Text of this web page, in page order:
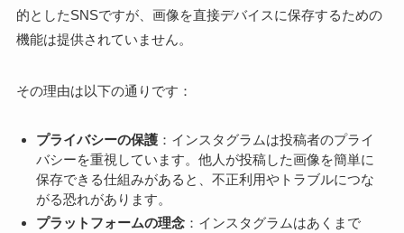
的としたSNSですが、画像を直接デバイスに保存するための
機能は提供されていません。
その理由は以下の通りです：
プライバシーの保護 ：インスタグラムは投稿者のプライ
バシーを重視しています。他人が投稿した画像を簡単に
保存できる仕組みがあると、不正利用やトラブルにつな
がる恐れがあります。
プラットフォームの理念 ：インスタグラムはあくまで